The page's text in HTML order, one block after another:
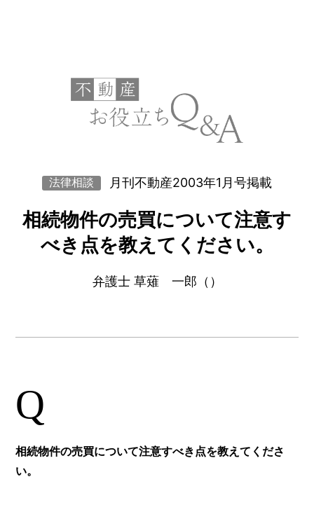
法律相談 月刊不動産2003年1月号掲載
相続物件の売買について注意す
べき点を教えてください。
弁護士 草薙 一郎（）
Q
相続物件の売買について注意すべき点を教えてくださ
い。